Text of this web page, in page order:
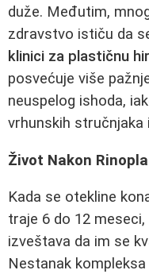
duže. Međutim,
zdravstvo ističu da
klinici za plastičnu
posvećuje više
neuspelog ishoda,
vrhunskih stručnjaka
Život Nakon
Kada se otekline
traje 6 do 12
izveštava da im se
Nestanak